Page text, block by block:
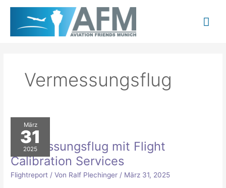
springen
Vermessungsflug
März
31
2025
Vermessungsflug mit Flight
Calibration Services
Flightreport / Von Ralf Plechinger/ März 31, 2025
Vermessungsflug
mit
Flight
Calibration
Services